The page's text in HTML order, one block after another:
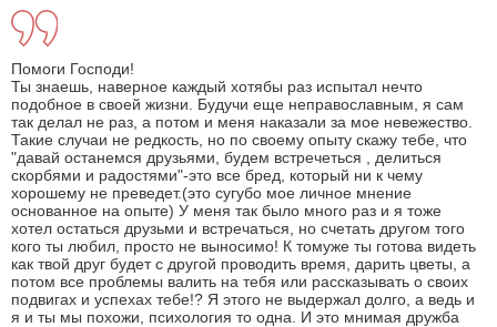
Помоги Господи!
Ты знаешь, наверное каждый хотябы раз испытал нечто
подобное в своей жизни. Будучи еще неправославным, я сам
так делал не раз, а потом и меня наказали за мое невежество.
Такие случаи не редкость, но по своему опыту скажу тебе, что
"давай останемся друзьями, будем встречеться , делиться
скорбями и радостями"-это все бред, который ни к чему
хорошему не преведет.(это сугубо мое личное мнение
основанное на опыте) У меня так было много раз и я тоже
хотел остаться друзьми и встречаться, но счетать другом того
кого ты любил, просто не выносимо! К томуже ты готова видеть
как твой друг будет с другой проводить время, дарить цветы, а
потом все проблемы валить на тебя или рассказывать о своих
подвигах и успехах тебе!? Я этого не выдержал долго, а ведь и
я и ты мы похожи, психология то одна. И это мнимая дружба